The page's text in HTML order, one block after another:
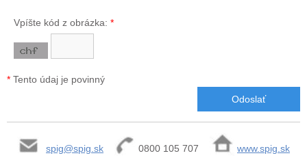
Vpíšte kód z obrázka: *
* Tento údaj je povinný
spig@spig.sk 0800 105 707 www.spig.sk